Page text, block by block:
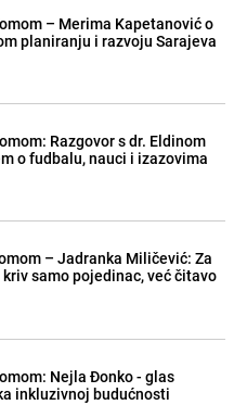
– Merima Kapetanović o
planiranju i razvoju Sarajeva
Razgovor s dr. Eldinom
o fudbalu, nauci i izazovima
– Jadranka Miličević: Za
samo pojedinac, već čitavo
Nejla Đonko - glas
inkluzivnoj budućnosti